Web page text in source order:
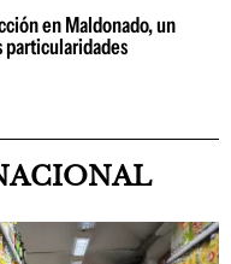
en Maldonado, un
particularidades